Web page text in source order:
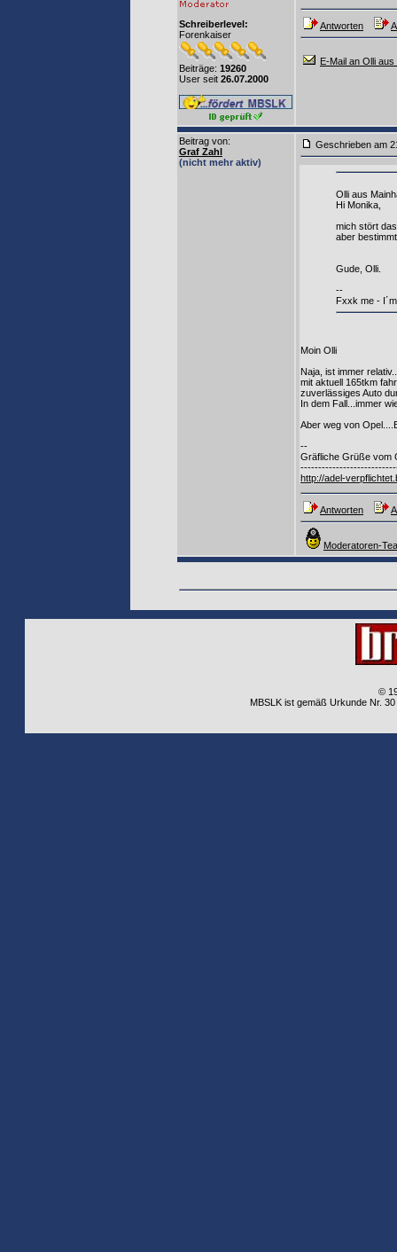
Schreiberlevel:
Forenkaiser
Beiträge: 19260
User seit 26.07.2000
Antworten
E-Mail an Olli
Beitrag von:
Graf Zahl
(nicht mehr aktiv)
Geschrieben am
Olli aus
Hi Monika,
mich stört
aber
Gude, Olli.
--
Fxxk me -
Moin Olli
Naja, ist immer
mit aktuell 165tkm
zuverlässiges Auto
In dem Fall...immer
Aber weg von
--
Gräfliche Grüße vom
http://adel-
Antworten
Moderatoren-
©
MBSLK ist gemäß Urkunde Nr.